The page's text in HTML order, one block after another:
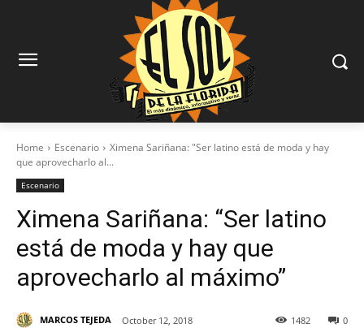
Home Escenario
Ximena Sariñana: "Ser latino está de moda y hay
que aprovecharlo al...
Escenario
Ximena Sariñana: “Ser latino
está de moda y hay que
aprovecharlo al máximo”
MARCOS TEJEDA October 12, 2018 0
1482